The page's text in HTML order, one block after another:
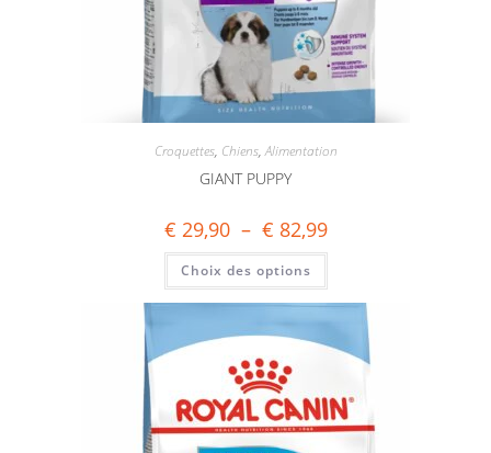
Croquettes, Chiens,Alimentation
GIANT PUPPY
€ 29,90 – € 82,99
Choix des options